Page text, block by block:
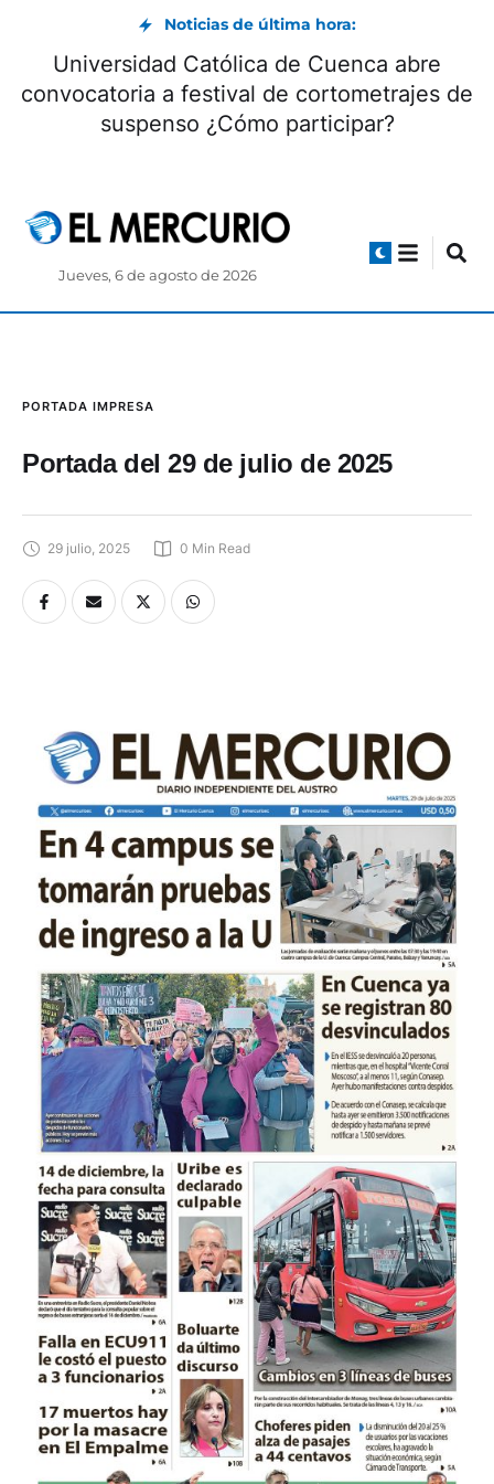
Noticias de última hora:
Universidad Católica de Cuenca abre
convocatoria a festival de cortometrajes de
suspenso ¿Cómo participar?
Jueves, 6 de agosto de 2026
PORTADA IMPRESA
Portada del 29 de julio de 2025
29 julio, 2025 0 Min Read